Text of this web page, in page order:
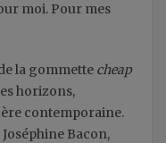
moi. Pour mes
la gommette cheap
horizons,
contemporaine.
Bacon,